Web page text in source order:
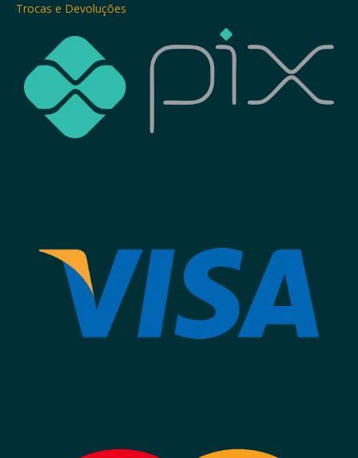
Trocas e Devoluções